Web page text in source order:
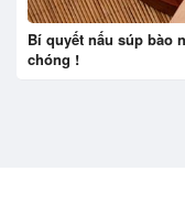
Bí quyết nấu súp bào
chóng !